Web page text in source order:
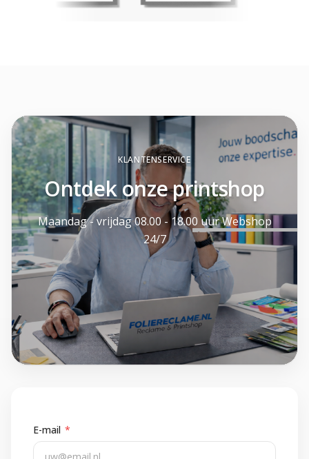
KLANTENSERVICE
Ontdek onze printshop
Maandag - vrijdag 08.00 - 18.00 uur Webshop
24/7
E-mail *